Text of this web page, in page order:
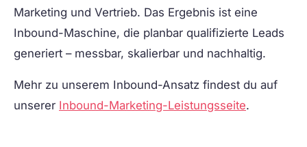
Marketing und Vertrieb. Das Ergebnis ist eine
Inbound-Maschine, die planbar qualifizierte Leads
generiert – messbar, skalierbar und nachhaltig.
Mehr zu unserem Inbound-Ansatz findest du auf
unserer Inbound-Marketing-Leistungsseite.